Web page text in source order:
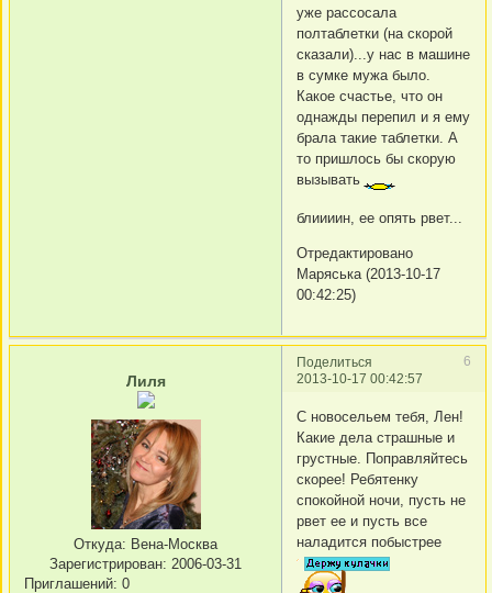
уже рассосала
полтаблетки (на скорой
сказали)...у нас в машине
в сумке мужа было.
Какое счастье, что он
однажды перепил и я ему
брала такие таблетки. А
то пришлось бы скорую
вызывать
блиииин, ее опять рвет...
Отредактировано
Маряська (2013-10-17
00:42:25)
Поделиться
6
2013-10-17 00:42:57
Лиля
Откуда: Вена-Москва
Зарегистрирован: 2006-03-31
Приглашений: 0
С новосельем тебя, Лен!
Какие дела страшные и
грустные. Поправляйтесь
скорее! Ребятенку
спокойной ночи, пусть не
рвет ее и пусть все
наладится побыстрее